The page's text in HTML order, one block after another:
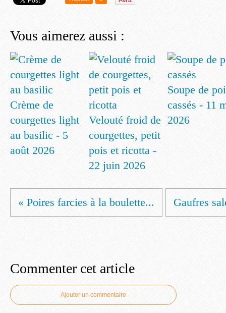
Vous aimerez aussi :
Crème de
courgettes light
au basilic - 5
août 2026
Velouté froid de
courgettes, petit
pois et ricotta -
22 juin 2026
Soupe de
cassés - 11
2026
« Poires farcies à la boulette... Gaufres
Commenter cet article
Ajouter un commentaire